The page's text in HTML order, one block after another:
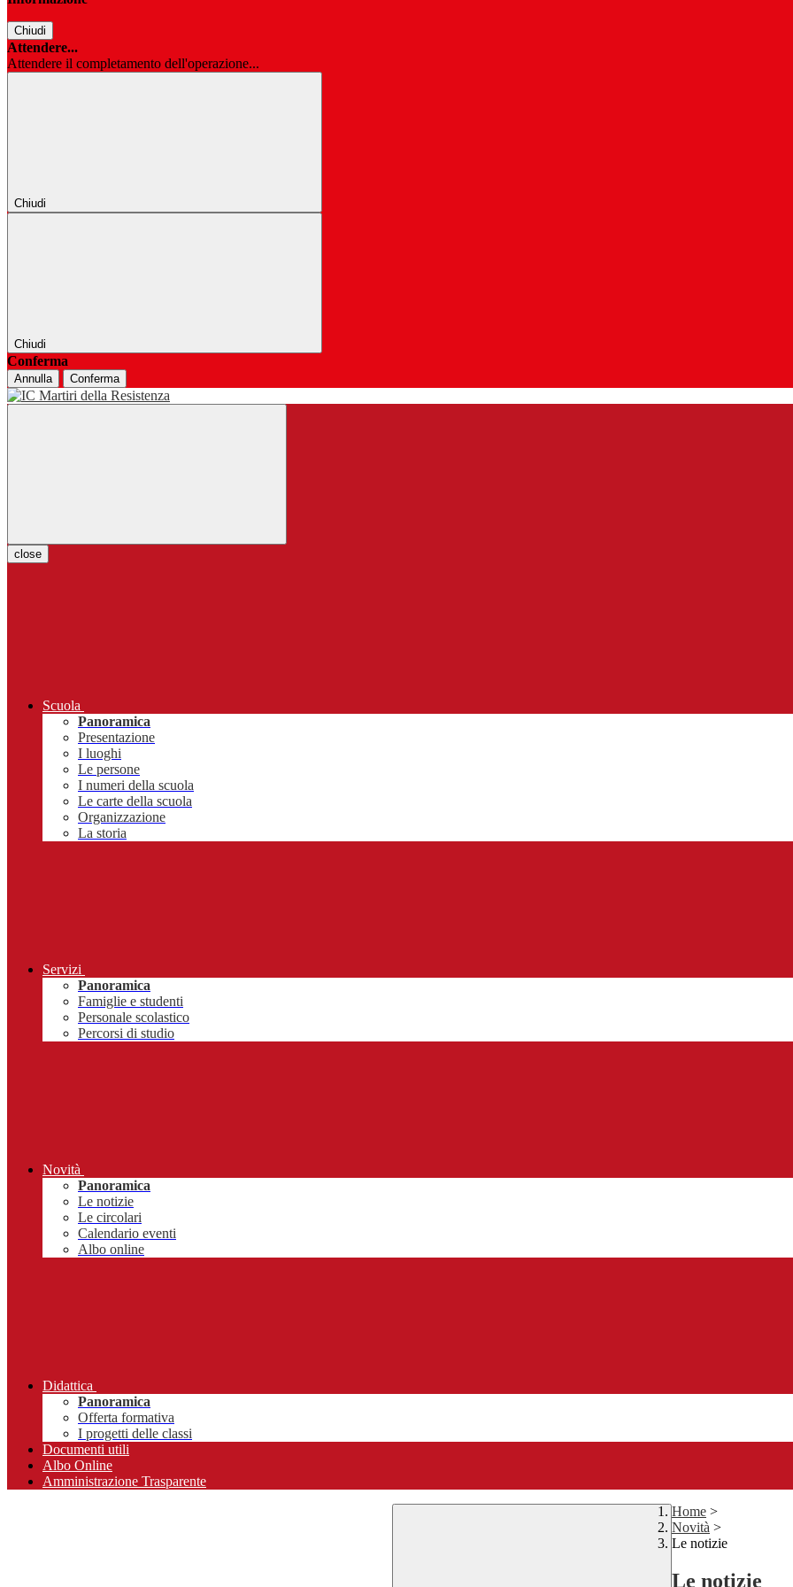
Chiudi
Attendere...
Attendere il completamento dell'operazione...
Chiudi
Chiudi
Conferma
Annulla Conferma
close
Scuola
Panoramica
Presentazione
I luoghi
Le persone
I numeri della scuola
Le carte della scuola
Organizzazione
La storia
Servizi
Panoramica
Famiglie e studenti
Personale scolastico
Percorsi di studio
Novità
Panoramica
Le notizie
Le circolari
Calendario eventi
Albo online
Didattica
Panoramica
Offerta formativa
I progetti delle classi
Documenti utili
Albo Online
Amministrazione Trasparente
Home >
Novità >
Le notizie
Le notizie